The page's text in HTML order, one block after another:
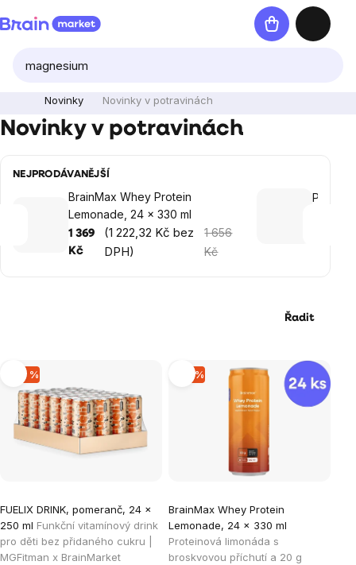
na
Nákupní
košík
Novinky Novinky v potravinách
Novinky v potravinách
NEJPRODÁVANĚJŠÍ
BrainMax Whey Protein
Lemonade, 24 x 330 ml
1 656
Kč
1 369
Kč
(1 222,32 Kč bez
DPH)
Paldy
Řadit
Výpis
produktů
–20 %
FUELIX DRINK, pomeranč, 24 x
250 ml Funkční vitamínový drink
pro děti bez přidaného cukru |
MGFitman x BrainMarket
–17 %
BrainMax Whey Protein
Lemonade, 24 x 330 ml
Proteinová limonáda s
broskvovou příchutí a 20 g